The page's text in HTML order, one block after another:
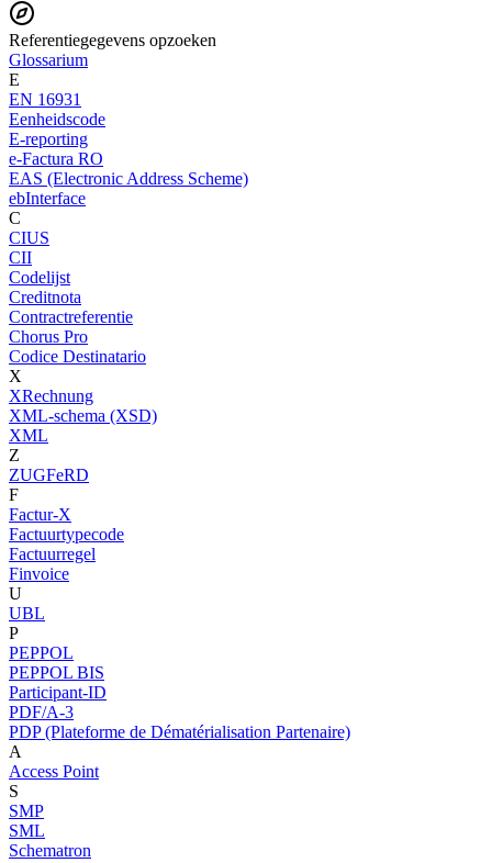
Referentiegegevens opzoeken
Glossarium
E
EN 16931
Eenheidscode
E-reporting
e-Factura RO
EAS (Electronic Address Scheme)
ebInterface
C
CIUS
CII
Codelijst
Creditnota
Contractreferentie
Chorus Pro
Codice Destinatario
X
XRechnung
XML-schema (XSD)
XML
Z
ZUGFeRD
F
Factur-X
Factuurtypecode
Factuurregel
Finvoice
U
UBL
P
PEPPOL
PEPPOL BIS
Participant-ID
PDF/A-3
PDP (Plateforme de Dématérialisation Partenaire)
A
Access Point
S
SMP
SML
Schematron